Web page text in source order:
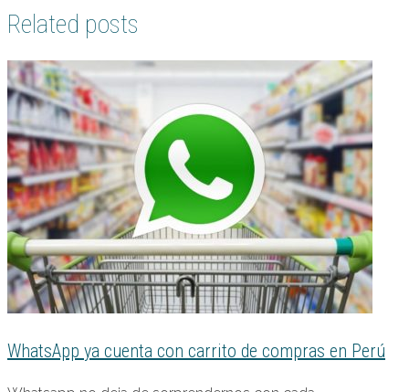
Related posts
WhatsApp ya cuenta con carrito de compras en Perú